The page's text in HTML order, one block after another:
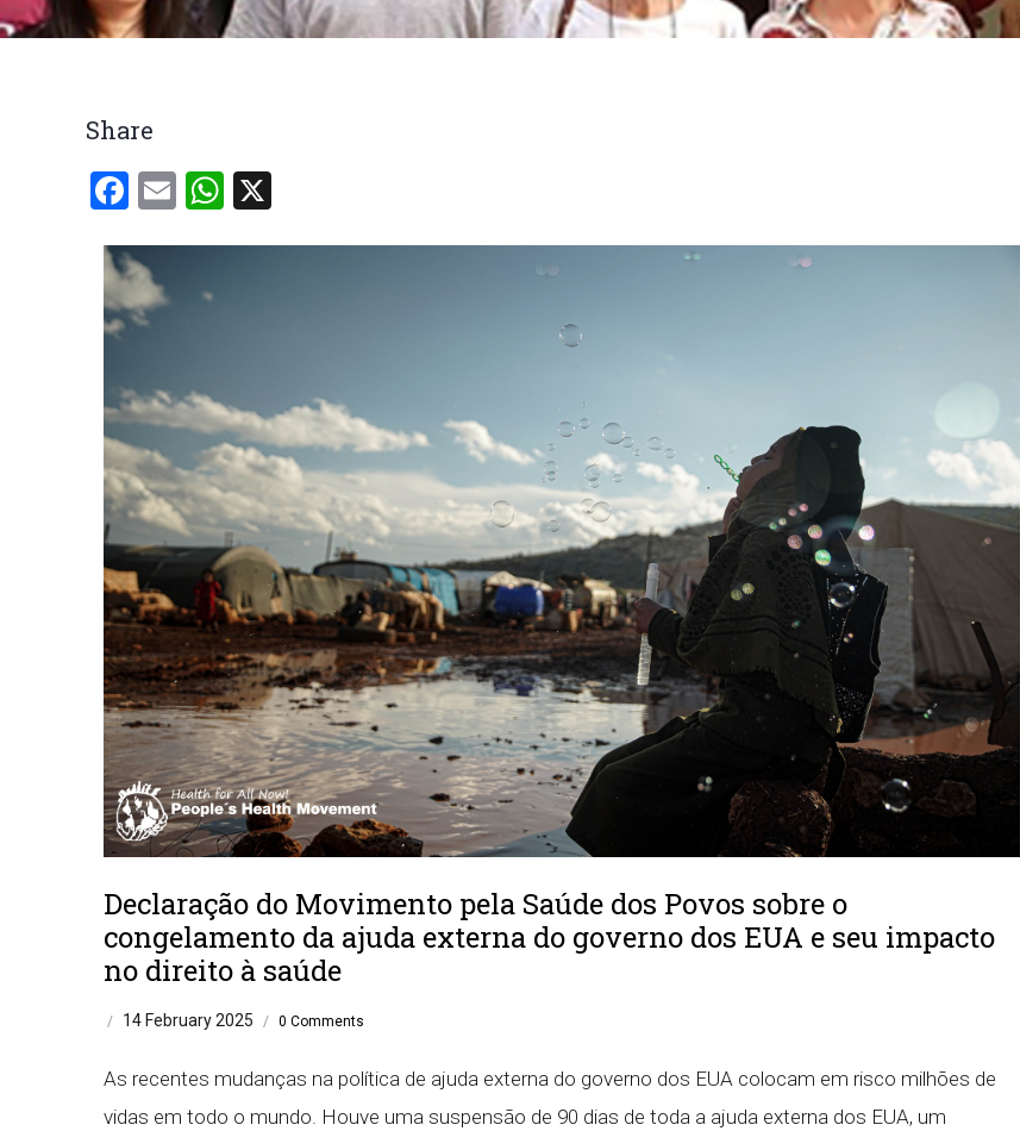
Trilha
Share
Facebook
EmailWhatsApp
Declaração do Movimento pela Saúde dos Povos sobre o
congelamento da ajuda externa do governo dos EUA e seu impacto
no direito à saúde
/ 14 February 2025 / 0 Comments
As recentes mudanças na política de ajuda externa do governo dos EUA colocam em risco milhões de
vidas em todo o mundo. Houve uma suspensão de 90 dias de toda a ajuda externa dos EUA, um